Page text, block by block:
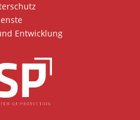
Entwicklung